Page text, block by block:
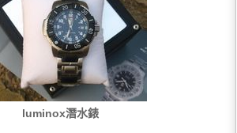
luminox潛水錶